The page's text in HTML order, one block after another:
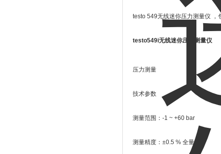
testo 549无线迷你压力测量仪 ，
testo549i无线迷你压力测量仪
压力测量
技术参数
测量范围：-1 ~ +60 bar
测量精度：±0.5 % 全量程